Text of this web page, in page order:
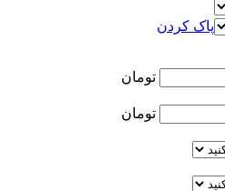
پاک کردن
تومان
تومان